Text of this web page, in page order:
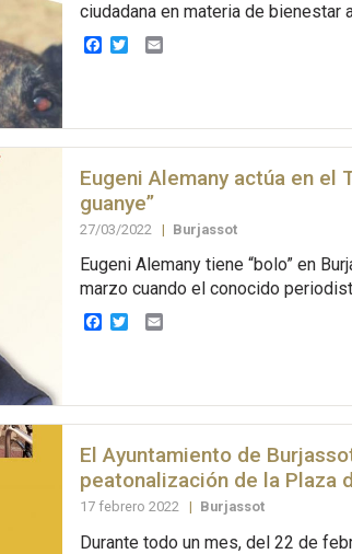
ciudadana en materia de bienestar
Facebook
TwitterEmail
Eugeni Alemany actúa en el
guanye”
27/03/2022 | Burjassot
Eugeni Alemany tiene “bolo” en
marzo cuando el conocido
Facebook
TwitterEmail
El Ayuntamiento de
peatonalización de la Plaza
17 febrero 2022 | Burjassot
Durante todo un mes, del 22 de